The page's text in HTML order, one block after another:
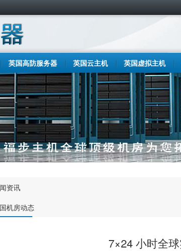
英国高防服务器 英国云主机 英国虚拟主机
资讯
机房动态
7×24 小时全